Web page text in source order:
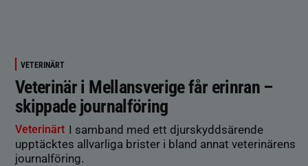
VETERINÄRT
Veterinär i Mellansverige får erinran –
skippade journalföring
Veterinärt I samband med ett djurskyddsärende
upptäcktes allvarliga brister i bland annat veterinärens
journalföring.